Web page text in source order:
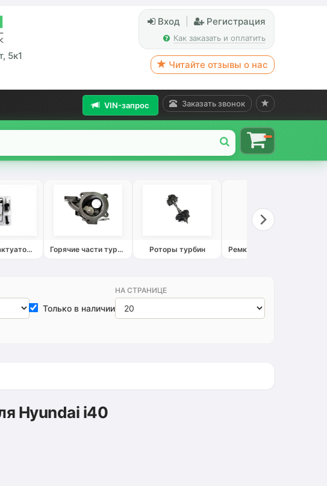
5к1
Вход Регистрация
Как заказать и оплатить
Читайте отзывы о нас
Заказать звонок
VIN-запрос
Запчасти актуаторов турбин Горячие части турбин Роторы турбин
Только в наличии
НА СТРАНИЦЕ
Hyundai i40